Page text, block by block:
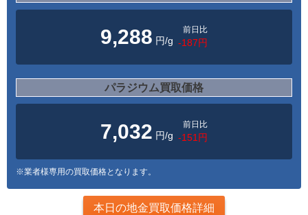
9,288 円/g
前日比
-187円
パラジウム買取価格
7,032 円/g
前日比
-151円
※業者様専用の買取価格となります。
本日の地金買取価格詳細